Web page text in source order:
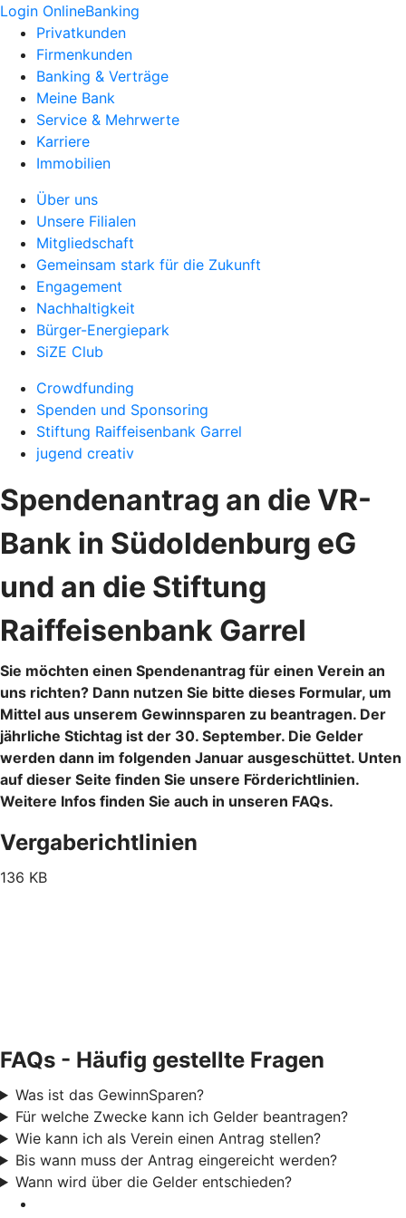
Login OnlineBanking
Privatkunden
Firmenkunden
Banking & Verträge
Meine Bank
Service & Mehrwerte
Karriere
Immobilien
Über uns
Unsere Filialen
Mitgliedschaft
Gemeinsam stark für die Zukunft
Engagement
Nachhaltigkeit
Bürger-Energiepark
SiZE Club
Crowdfunding
Spenden und Sponsoring
Stiftung Raiffeisenbank Garrel
jugend creativ
Spendenantrag an die VR-
Bank in Südoldenburg eG
und an die Stiftung
Raiffeisenbank Garrel
Sie möchten einen Spendenantrag für einen Verein an
uns richten? Dann nutzen Sie bitte dieses Formular, um
Mittel aus unserem Gewinnsparen zu beantragen. Der
jährliche Stichtag ist der 30. September. Die Gelder
werden dann im folgenden Januar ausgeschüttet. Unten
auf dieser Seite finden Sie unsere Förderichtlinien.
Weitere Infos finden Sie auch in unseren FAQs.
Vergaberichtlinien
136 KB
FAQs - Häufig gestellte Fragen
Was ist das GewinnSparen?
Für welche Zwecke kann ich Gelder beantragen?
Wie kann ich als Verein einen Antrag stellen?
Bis wann muss der Antrag eingereicht werden?
Wann wird über die Gelder entschieden?